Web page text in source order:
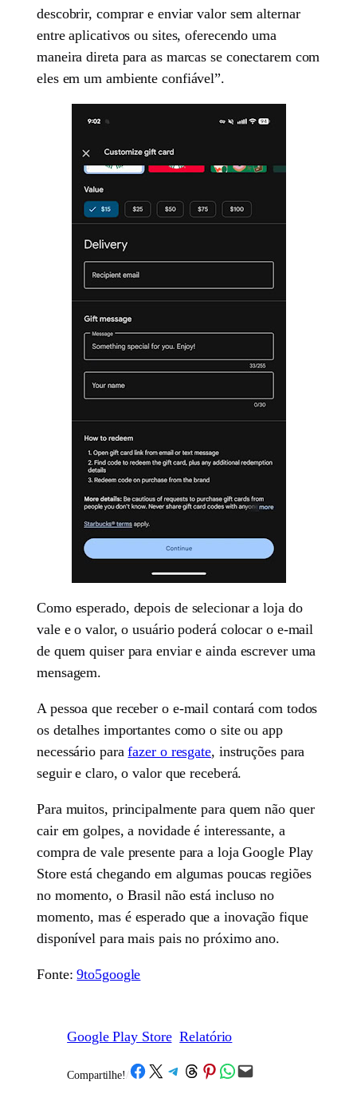
descobrir, comprar e enviar valor sem alternar
entre aplicativos ou sites, oferecendo uma
maneira direta para as marcas se conectarem com
eles em um ambiente confiável”.
Como esperado, depois de selecionar a loja do
vale e o valor, o usuário poderá colocar o e-mail
de quem quiser para enviar e ainda escrever uma
mensagem.
A pessoa que receber o e-mail contará com todos
os detalhes importantes como o site ou app
necessário parafazer o resgate, instruções para
seguir e claro, o valor que receberá.
Para muitos, principalmente para quem não quer
cair em golpes, a novidade é interessante, a
compra de vale presente para a loja Google Play
Store está chegando em algumas poucas regiões
no momento, o Brasil não está incluso no
momento, mas é esperado que a inovação fique
disponível para mais pais no próximo ano.
Fonte:9to5google
Google Play Store Relatório
Compartilhe! /Share on Facebook
Share on X Share on Telegram
Share on Threads
Share on Pinterest
Share on WhatsApp
Email this Page